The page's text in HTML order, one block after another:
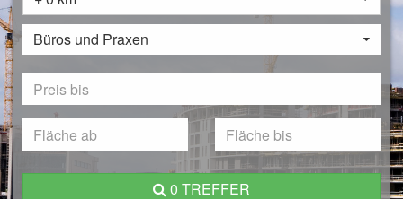
Büros und Praxen
0 TREFFER